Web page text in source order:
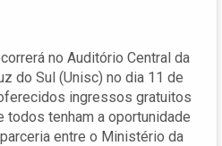
no Auditório Central da
do Sul (Unisc) no dia 11 de
ingressos gratuitos
todos tenham a oportunidade
entre o Ministério da